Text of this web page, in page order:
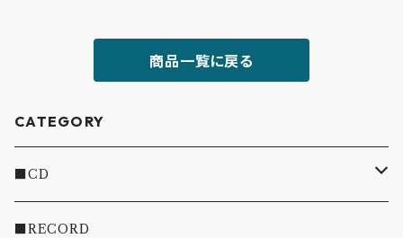
商品一覧に戻る
CATEGORY
■CD
・INDIE
■RECORD